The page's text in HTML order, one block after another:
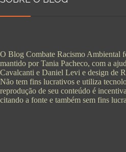
O Blog Combate Racismo Ambiental
mantido por Tania Pacheco, com a
Cavalcanti e Daniel Levi e design de
Não tem fins lucrativos e utiliza
reprodução de seu conteúdo é
citando a fonte e também sem fins